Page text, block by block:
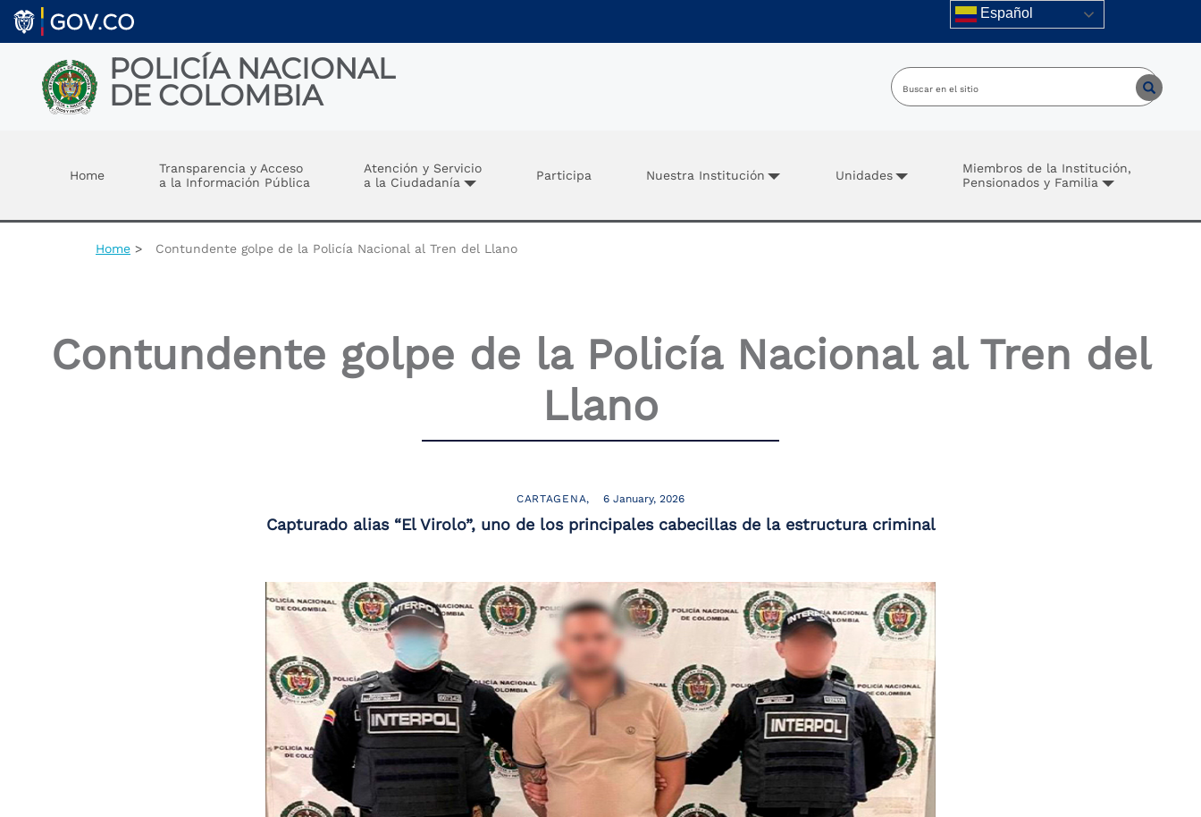
Skip to main content Español
POLICÍA NACIONAL
DE COLOMBIA
Home
Transparencia y Acceso
a la Información Pública
Atención y Servicio
a la Ciudadanía
Participa Nuestra Institución Unidades
Miembros de la Institución,
Pensionados y Familia
Home Contundente golpe de la Policía Nacional al Tren del Llano
Contundente golpe de la Policía Nacional al Tren del
Llano
CARTAGENA 6 January, 2026
Capturado alias “El Virolo”, uno de los principales cabecillas de la estructura criminal